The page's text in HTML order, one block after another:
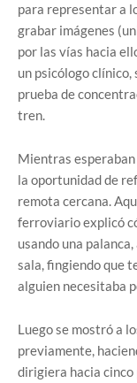
para representar a
grabar imágenes
por las vías hacia
un psicólogo clínico,
prueba de
tren.
Mientras esperaban
la oportunidad de
remota cercana.
ferroviario explicó
usando una
sala, fingiendo que
alguien necesitaba
Luego se mostró a
previamente,
dirigiera hacia cinco